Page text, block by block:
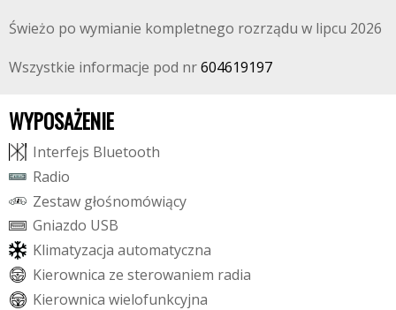
Świeżo po wymianie kompletnego rozrządu w lipcu 2026
Wszystkie informacje pod nr604619197
WYPOSAŻENIE
Interfejs Bluetooth
Radio
Zestaw głośnomówiący
Gniazdo USB
Klimatyzacja automatyczna
Kierownica ze sterowaniem radia
Kierownica wielofunkcyjna